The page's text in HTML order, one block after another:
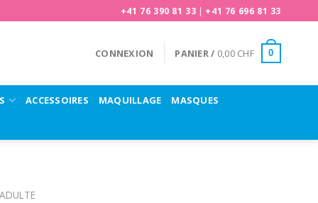
+41 76 390 81 33 | +41 76 696 81 33
CONNEXION PANIER / 0,00 CHF 0
ACCESSOIRES MAQUILLAGE MASQUES
ADULTE